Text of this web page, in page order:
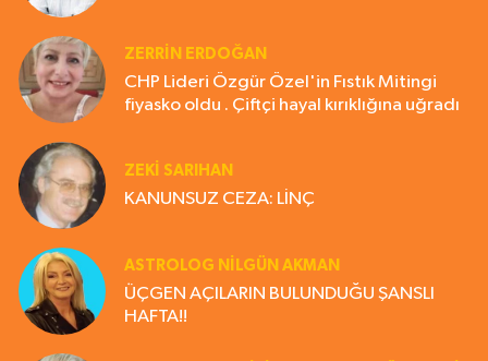
ZERRIN ERDOĞAN
CHP Lideri Özgür Özel'in Fıstık Mitingi
fiyasko oldu . Çiftçi hayal kırıklığına uğradı
ZEKI SARIHAN
KANUNSUZ CEZA: LİNÇ
ASTROLOG NILGÜN AKMAN
ÜÇGEN AÇILARIN BULUNDUĞU ŞANSLI
HAFTA!!